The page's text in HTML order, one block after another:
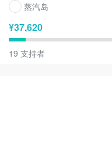
蒸汽岛
¥37,620
19 支持者